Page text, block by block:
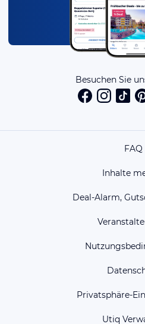
Besuchen Sie
FAQ
Inhalte
Deal-Alarm,
Privatsphäre-
Utiq